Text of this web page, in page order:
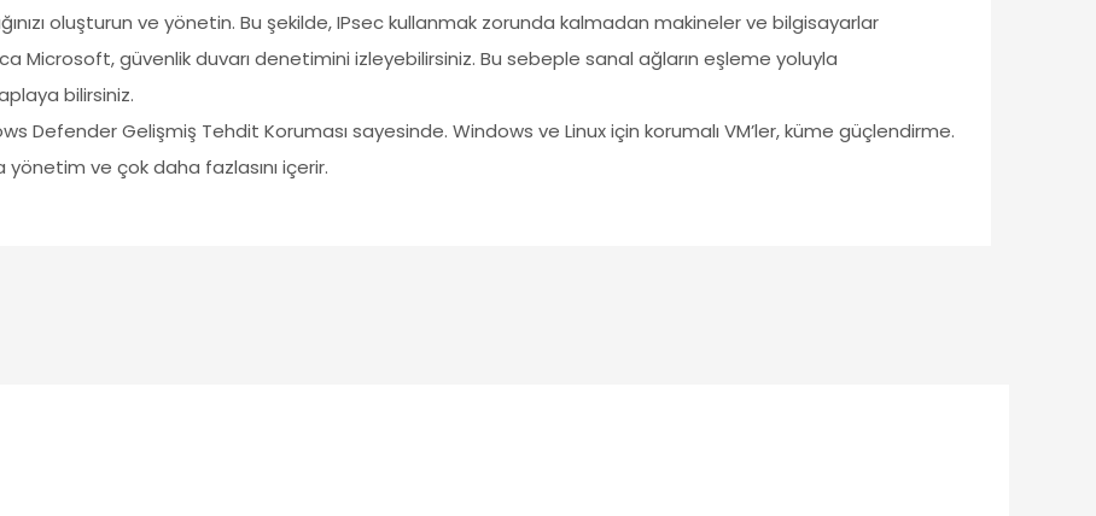
oluşturun ve yönetin. Bu şekilde, IPsec kullanmak zorunda kalmadan makineler ve bilgisayarlar
Microsoft, güvenlik duvarı denetimini izleyebilirsiniz. Bu sebeple sanal ağların eşleme yoluyla
bilirsiniz.
Defender Gelişmiş Tehdit Koruması sayesinde. Windows ve Linux için korumalı VM’ler, küme güçlendirme.
ve çok daha fazlasını içerir.